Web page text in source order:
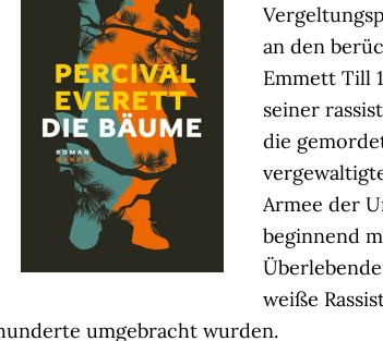
an den
Emmett Till
seiner
die
Armee der
beginnend
weiße
umgebracht wurden.